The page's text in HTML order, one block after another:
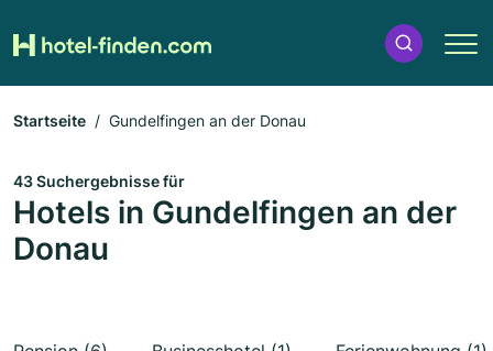
Startseite Gundelfingen an der Donau
43 Suchergebnisse für
Hotels in Gundelfingen an der
Donau